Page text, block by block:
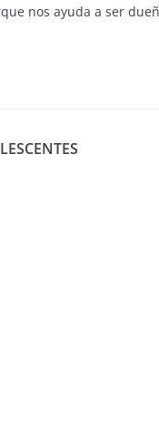
nos ayuda a ser